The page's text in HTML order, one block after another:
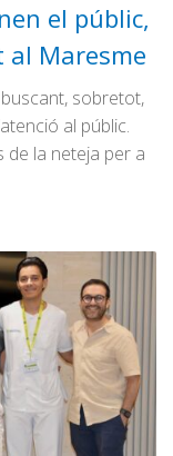
el públic,
al Maresme
sobretot,
al públic.
de la neteja per a